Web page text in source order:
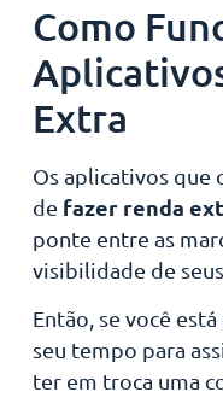
Como
Extra
Os aplicativos que
de fazer renda
ponte entre as
visibilidade de
Então, se você
seu tempo para
ter em troca uma